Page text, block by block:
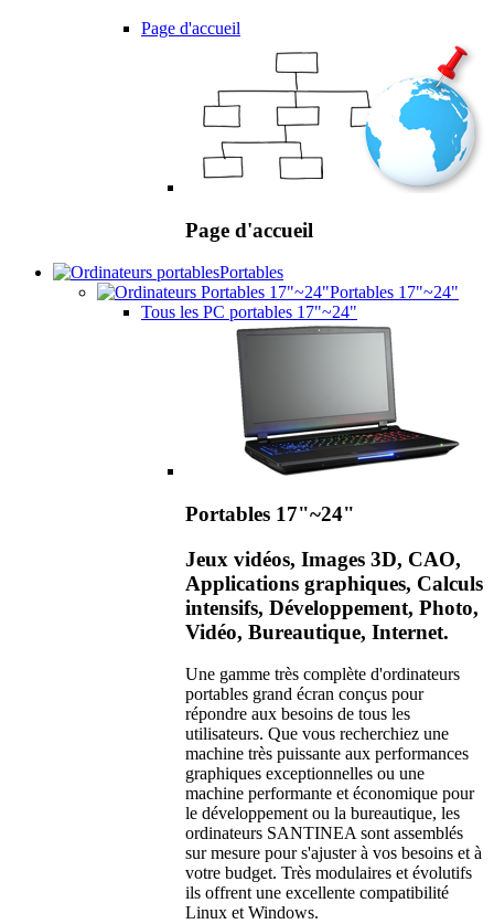
Page d'accueil
Page d'accueil
Portables
Portables 17"~24"
Tous les PC portables 17"~24"
Portables 17"~24"
Jeux vidéos, Images 3D, CAO,
Applications graphiques, Calculs
intensifs, Développement, Photo,
Vidéo, Bureautique, Internet.
Une gamme très complète d'ordinateurs
portables grand écran conçus pour
répondre aux besoins de tous les
utilisateurs. Que vous recherchiez une
machine très puissante aux performances
graphiques exceptionnelles ou une
machine performante et économique pour
le développement ou la bureautique, les
ordinateurs SANTINEA sont assemblés
sur mesure pour s'ajuster à vos besoins et à
votre budget. Très modulaires et évolutifs
ils offrent une excellente compatibilité
Linux et Windows.